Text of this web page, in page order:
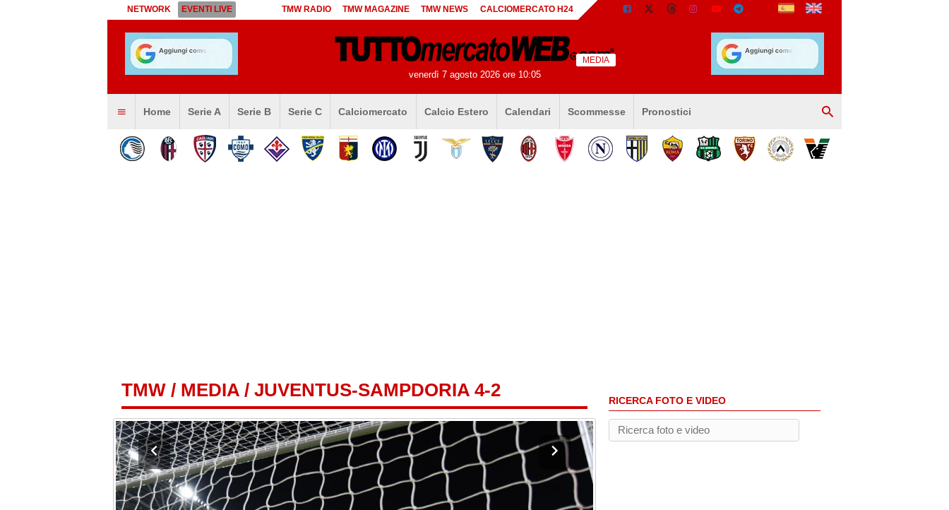
NETWORK EVENTI LIVE TMW RADIO TMW MAGAZINE TMW NEWS CALCIOMERCATO H24
venerdì 7 agosto 2026 ore 10:05
MEDIA
Home Serie A Serie B Serie C Calciomercato Calcio Estero Calendari Scommesse Pronostici
TMW / MEDIA / JUVENTUS-SAMPDORIA 4-2
RICERCA FOTO E VIDEO